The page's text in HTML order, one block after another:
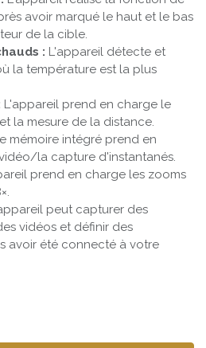
avoir marqué le haut et le bas
de la cible.
: L'appareil détecte et
la température est la plus
L'appareil prend en charge le
la mesure de la distance.
mémoire intégré prend en
la capture d'instantanés.
prend en charge les zooms
peut capturer des
vidéos et définir des
avoir été connecté à votre